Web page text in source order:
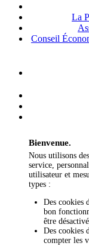
La
Conseil
Bienvenue.
Nous utilisons
service,
utilisateur et
types :
Des cookies
bon
être
Des cookies
compter les